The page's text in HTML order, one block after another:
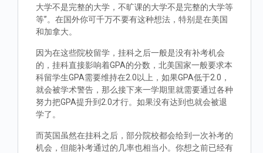
大学不是完整的大学，不旷课的大学不是完整的大学等
等”。在国外你可千万不要有这种想法，特别是在美国
和加拿大。
因为在这些院校留学，挂科之后一般是没有补考机会
的，挂科直接影响着GPA的分数，北美国家一般要求本
科留学生GPA需要维持在2.0以上，如果GPA低于2.0，
就会被学术警告，那么接下来一学期里就需要通过各种
努力把GPA提升到2.0才行。如果没有达到也就会被退
学了。
而英国虽然在挂科之后，部分院校都会给到一次补考的
机会，但能补考通过的几率也相当小。你想之前已经有